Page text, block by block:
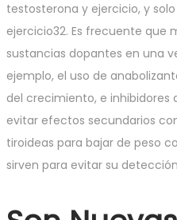
testosterona y ejercicio, y
ejercicio32. Es frecuente que
sustancias dopantes en una
ejemplo, el uso de
del crecimiento, e inhibidores
evitar efectos secundarios
tiroideas para bajar de peso
sirven para evitar su